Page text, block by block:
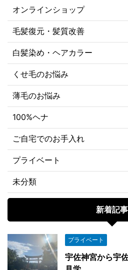
オンラインショップ
毛髪復元・髪質改善
白髪染め・ヘアカラー
くせ毛のお悩み
薄毛のお悩み
100%ヘナ
ご自宅でのお手入れ
プライベート
未分類
新着記事
プライベート
宇佐神宮から宇